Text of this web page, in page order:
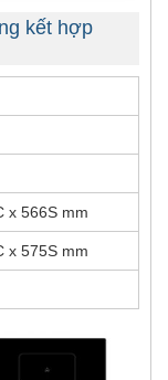
kết hợp
x 566S mm
x 575S mm